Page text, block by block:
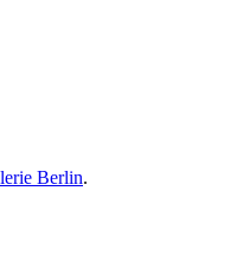
Berlin.